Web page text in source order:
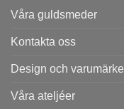
Våra guldsmeder
Kontakta oss
Design och varumärke
Våra ateljéer